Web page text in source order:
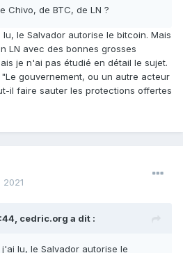
Chivo, de BTC, de LN ?
le Salvador autorise le bitcoin. Mais
LN avec des bonnes grosses
je n'ai pas étudié en détail le sujet.
gouvernement, ou un autre acteur
il faire sauter les protections offertes
cedric.org a dit :
lu, le Salvador autorise le